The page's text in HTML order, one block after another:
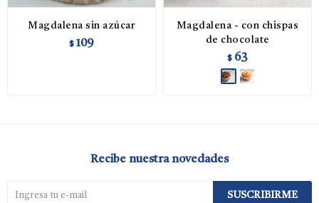
Magdalena sin azúcar
$ 109
Magdalena - con chispas
de chocolate
$ 63
Recibe nuestra novedades
SUSCRIBIRME